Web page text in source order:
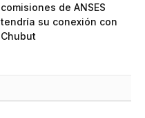
comisiones de ANSES
tendría su conexión con
Chubut